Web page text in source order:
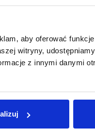
aby oferować
witryny,
z innymi danymi